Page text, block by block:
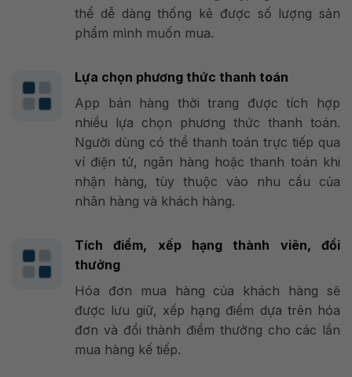
thể dễ dàng thống kê được số lượng sản
phẩm mình muốn mua.
Lựa chọn phương thức thanh toán
App bán hàng thời trang được tích hợp
nhiều lựa chọn phương thức thanh toán.
Người dùng có thể thanh toán trực tiếp qua
ví điện tử, ngân hàng hoặc thanh toán khi
nhận hàng, tùy thuộc vào nhu cầu của
nhãn hàng và khách hàng.
Tích điểm, xếp hạng thành viên, đổi
thưởng
Hóa đơn mua hàng của khách hàng sẽ
được lưu giữ, xếp hạng điểm dựa trên hóa
đơn và đổi thành điểm thưởng cho các lần
mua hàng kế tiếp.